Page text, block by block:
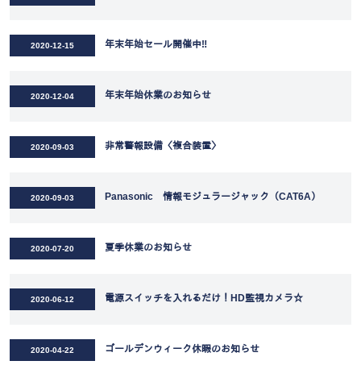
2020-12-15 年末年始セール開催中‼
2020-12-04 年末年始休業のお知らせ
2020-09-03 非常警報設備〈複合装置〉
2020-09-03 Panasonic 情報モジュラージャック（CAT6A）
2020-07-20 夏季休業のお知らせ
2020-06-12 電源スイッチを入れるだけ！HD監視カメラ☆
2020-04-22 ゴールデンウィーク休暇のお知らせ